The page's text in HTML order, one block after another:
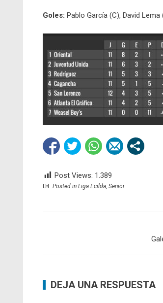
Goles: Pablo García (C), David Lema
Post Views: 1.389
Posted in Liga Ecilda, Senior
DEJA UNA RESPUESTA